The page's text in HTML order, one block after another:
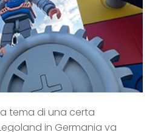
tema di una certa
in Germania va